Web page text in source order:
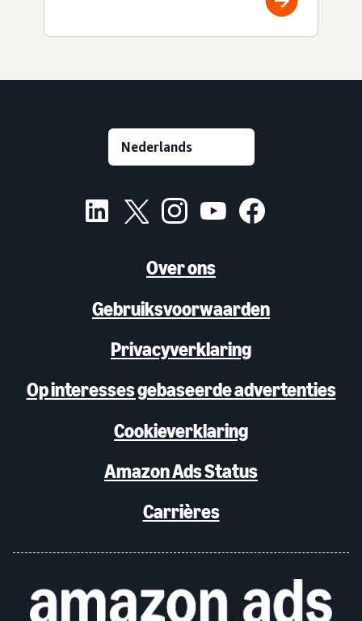
Over ons
Gebruiksvoorwaarden
Privacyverklaring
Op interesses gebaseerde advertenties
Cookieverklaring
Amazon Ads Status
Carrières